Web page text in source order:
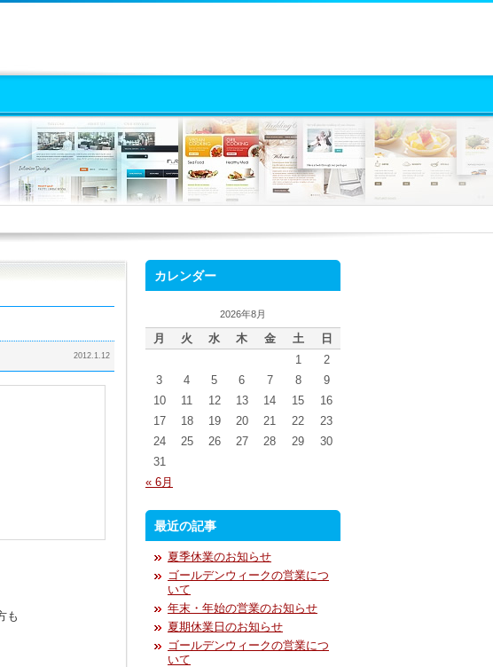
2012.1.12
も
カレンダー
2026年8月
月 火 水 木 金 土
日
1
2
3
4 5 6 7 8
9
10
11 12 13 14 15
16
17
18 19 20 21 22
23
24
25 26 27 28 29
30
31
« 6月
最近の記事
夏季休業のお知らせ
ゴールデンウィークの営業につ
いて
年末・年始の営業のお知らせ
夏期休業日のお知らせ
ゴールデンウィークの営業につ
いて